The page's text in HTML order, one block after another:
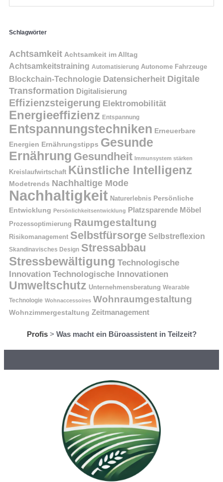
Schlagwörter
Achtsamkeit Achtsamkeit im Alltag
Achtsamkeitstraining Automatisierung Autonome Fahrzeuge
Blockchain-Technologie Datensicherheit Digitale
Transformation Digitalisierung
Effizienzsteigerung Elektromobilität
Energieeffizienz Entspannung
Entspannungstechniken Erneuerbare
Energien Ernährungstipps Gesunde
Ernährung Gesundheit Immunsystem stärken
Kreislaufwirtschaft Künstliche Intelligenz
Modetrends Nachhaltige Mode
Nachhaltigkeit Naturerlebnis Persönliche
Entwicklung Persönlichkeitsentwicklung Platzsparende Möbel
Prozessoptimierung Raumgestaltung
Risikomanagement Selbstfürsorge Selbstreflexion
Skandinavisches Design Stressabbau
Stressbewältigung Technologische
Innovation Technologische Innovationen
Umweltschutz Unternehmensberatung Wearable
Technologie Wohnaccessoires Wohnraumgestaltung
Wohnzimmergestaltung Zeitmanagement
Profis> Was macht ein Büroassistent in Teilzeit?